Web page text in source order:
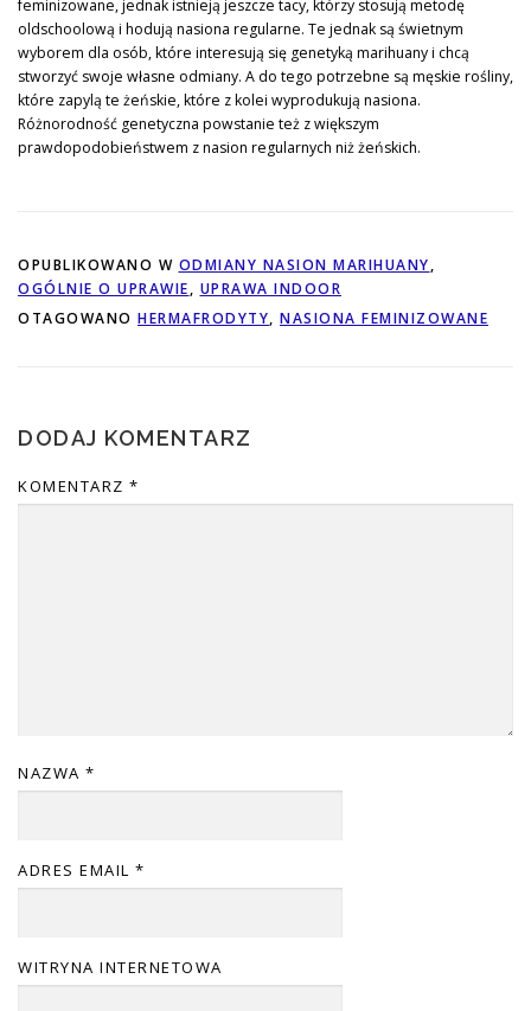
feminizowane, jednak istnieją jeszcze tacy, którzy stosują metodę
oldschoolową i hodują nasiona regularne. Te jednak są świetnym
wyborem dla osób, które interesują się genetyką marihuany i chcą
stworzyć swoje własne odmiany. A do tego potrzebne są męskie rośliny,
które zapylą te żeńskie, które z kolei wyprodukują nasiona.
Różnorodność genetyczna powstanie też z większym
prawdopodobieństwem z nasion regularnych niż żeńskich.
OPUBLIKOWANO W ODMIANY NASION MARIHUANY,
OGÓLNIE O UPRAWIE, UPRAWA INDOOR
OTAGOWANO HERMAFRODYTY, NASIONA FEMINIZOWANE
DODAJ KOMENTARZ
KOMENTARZ *
NAZWA *
ADRES EMAIL *
WITRYNA INTERNETOWA